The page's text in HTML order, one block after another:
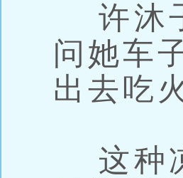
许沐
问她车
出去吃
这种